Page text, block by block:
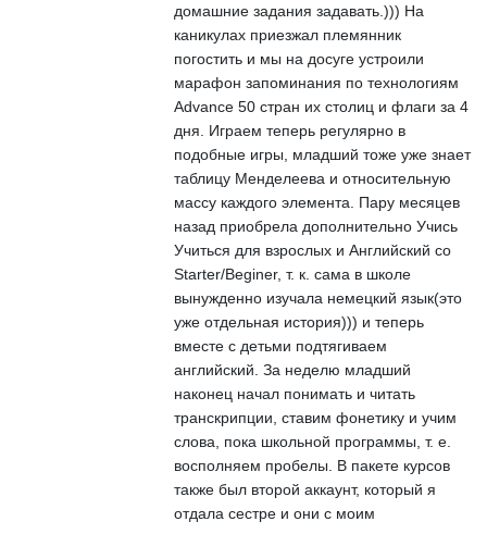
домашние задания задавать.))) На
каникулах приезжал племянник
погостить и мы на досуге устроили
марафон запоминания по технологиям
Advance 50 стран их столиц и флаги за 4
дня. Играем теперь регулярно в
подобные игры, младший тоже уже знает
таблицу Менделеева и относительную
массу каждого элемента. Пару месяцев
назад приобрела дополнительно Учись
Учиться для взрослых и Английский со
Starter/Beginer, т. к. сама в школе
вынужденно изучала немецкий язык(это
уже отдельная история))) и теперь
вместе с детьми подтягиваем
английский. За неделю младший
наконец начал понимать и читать
транскрипции, ставим фонетику и учим
слова, пока школьной программы, т. е.
восполняем пробелы. В пакете курсов
также был второй аккаунт, который я
отдала сестре и они с моим